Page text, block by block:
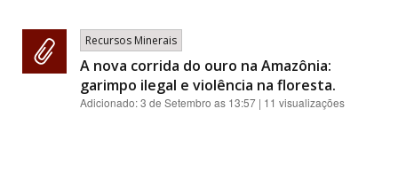
Recursos Minerais
A nova corrida do ouro na Amazônia:
garimpo ilegal e violência na floresta.
Adicionado:3 de Setembro as 13:57 | 11 visualizações